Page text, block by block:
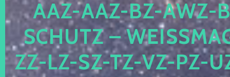
AZ-AAZ-BZ-AWZ-
CHUTZ –
-LZ-SZ-TZ-VZ-PZ-UZ-